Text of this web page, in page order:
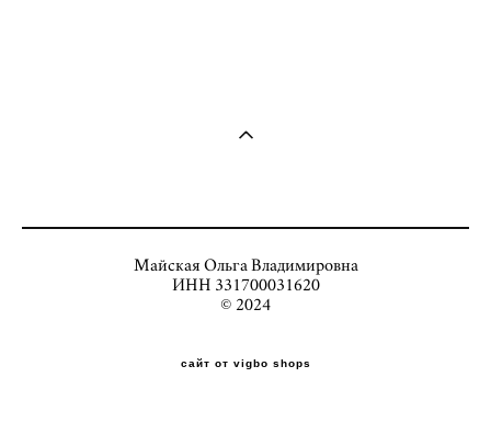
Майская Ольга Владимировна
ИНН 331700031620
© 2024
сайт от vigbo shops